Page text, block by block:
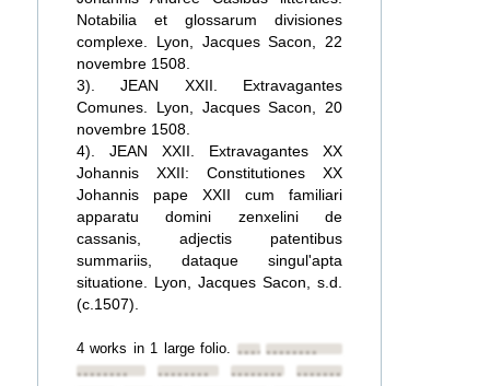
Notabilia et glossarum divisiones
complexe. Lyon, Jacques Sacon, 22
novembre 1508.
3). JEAN XXII. Extravagantes
Comunes. Lyon, Jacques Sacon, 20
novembre 1508.
4). JEAN XXII. Extravagantes XX
Johannis XXII: Constitutiones XX
Johannis pape XXII cum familiari
apparatu domini zenxelini de
cassanis, adjectis patentibus
summariis, dataque singul'apta
situatione. Lyon, Jacques Sacon, s.d.
(c.1507).
4 works in 1 large folio. ••••••••••••••••
••••••••
•••••••• ••••••••
••••••••